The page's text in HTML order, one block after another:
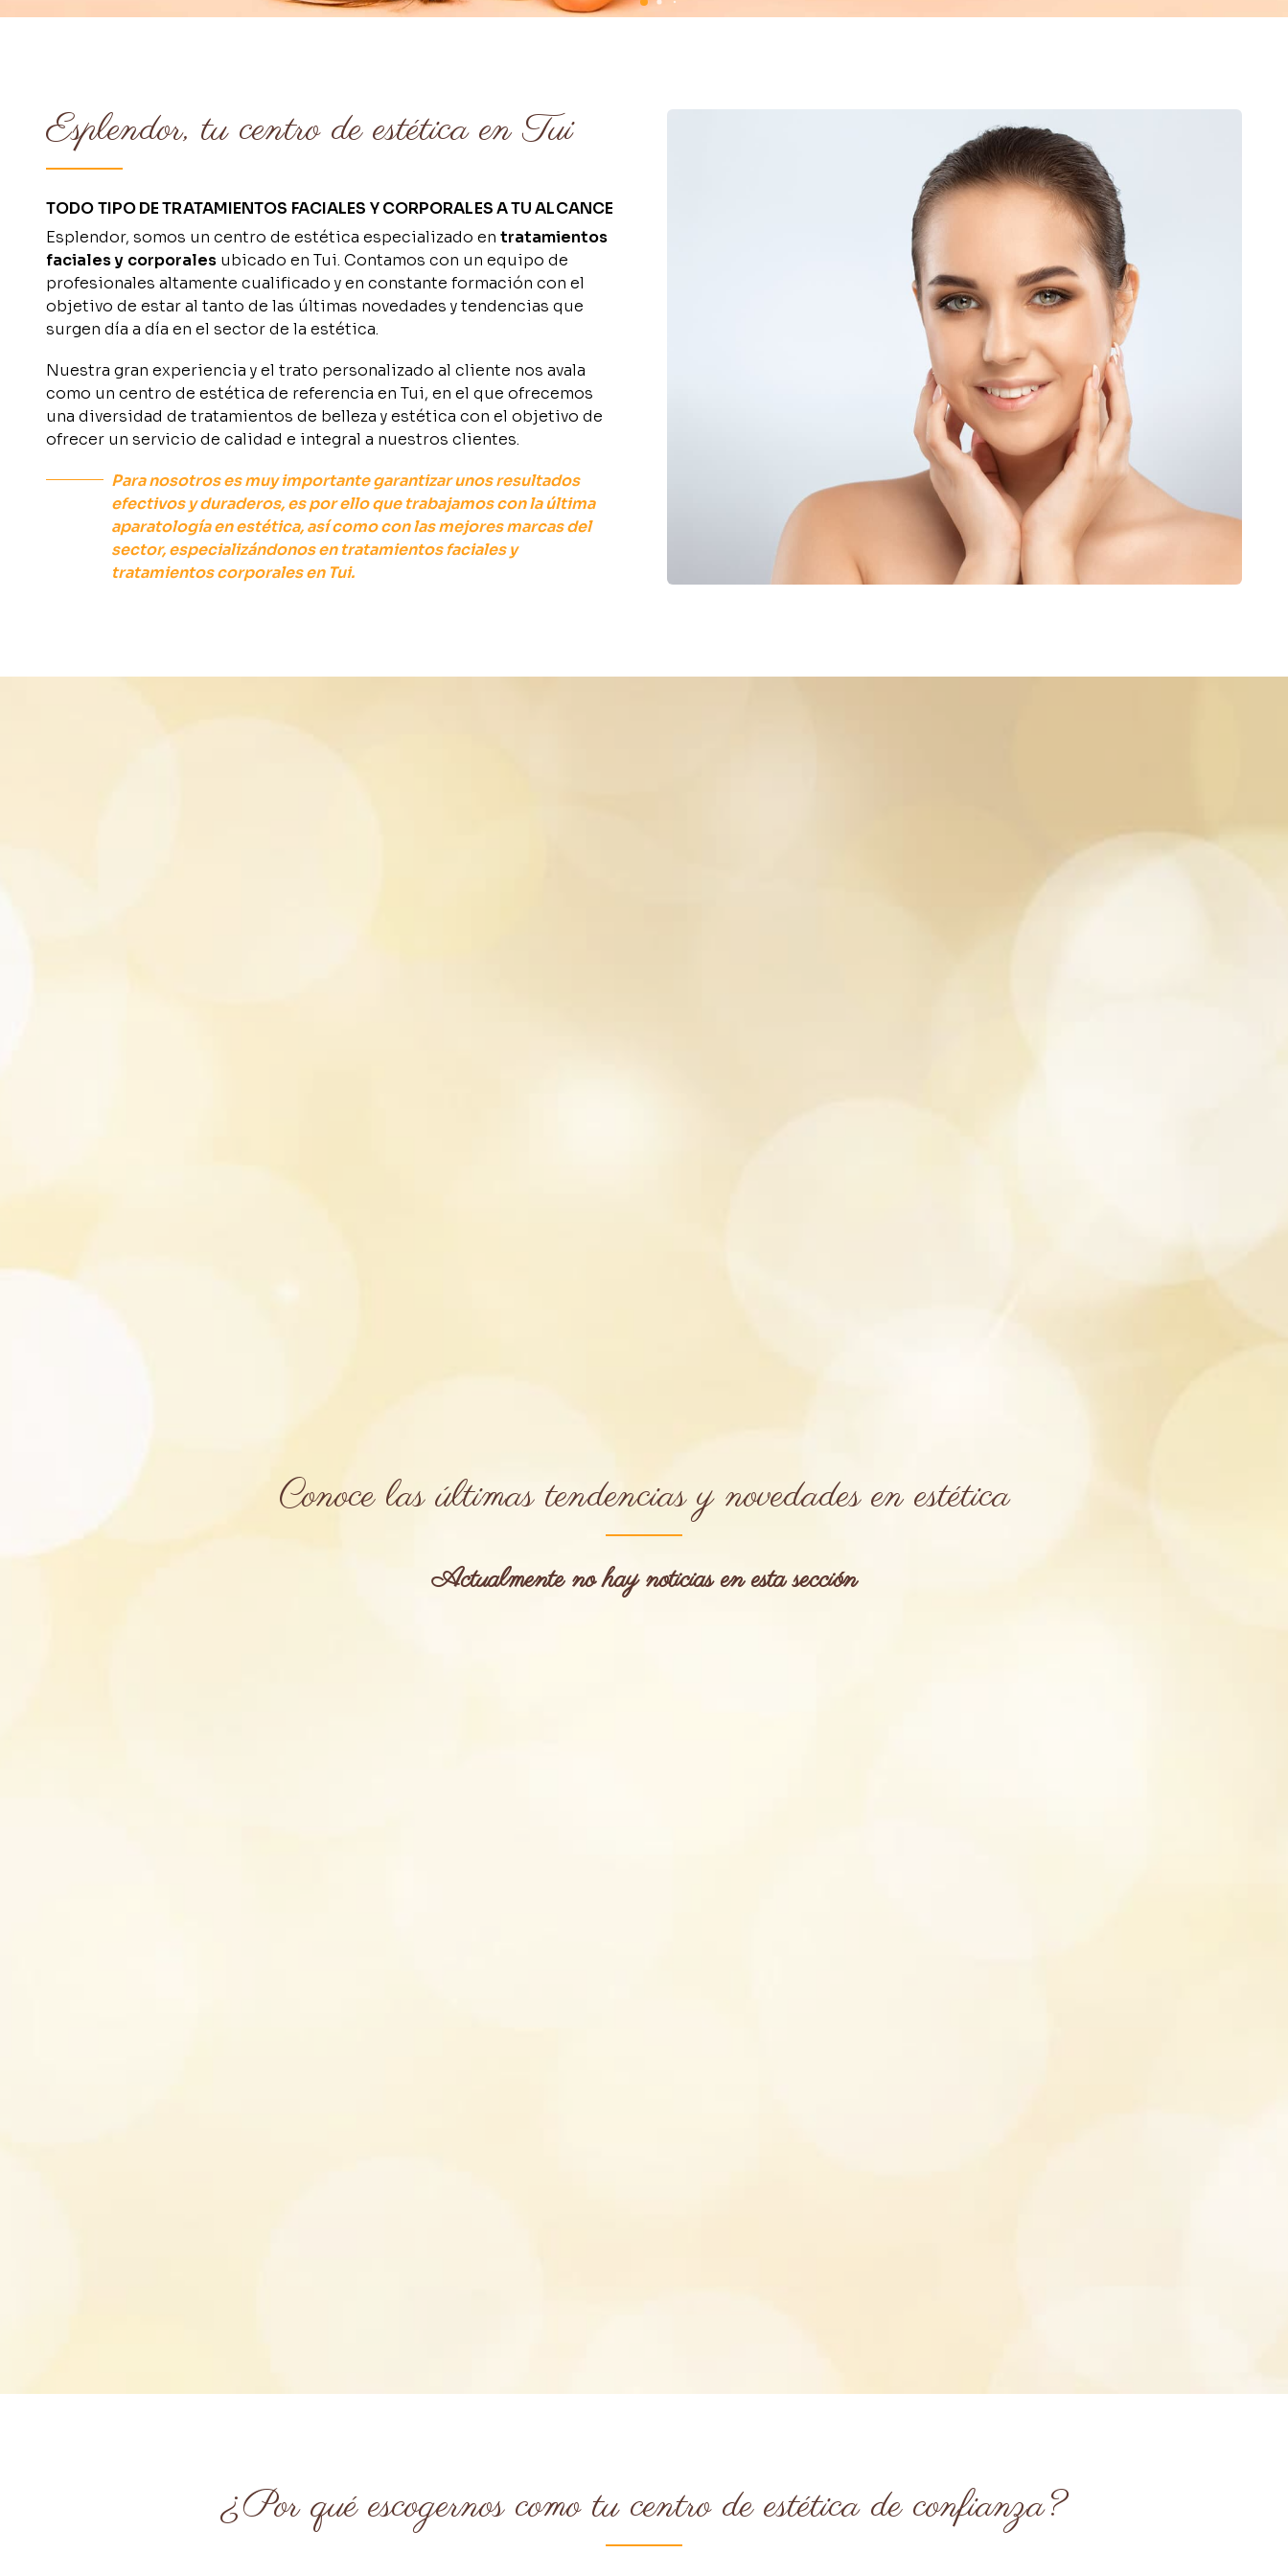
Esplendor, tu centro de estética en Tui
TODO TIPO DE TRATAMIENTOS FACIALES Y CORPORALES A TU ALCANCE
Esplendor, somos un centro de estética especializado en tratamientos
faciales y corporales ubicado en Tui. Contamos con un equipo de
profesionales altamente cualificado y en constante formación con el
objetivo de estar al tanto de las últimas novedades y tendencias que
surgen día a día en el sector de la estética.
Nuestra gran experiencia y el trato personalizado al cliente nos avala
como un centro de estética de referencia en Tui, en el que ofrecemos
una diversidad de tratamientos de belleza y estética con el objetivo de
ofrecer un servicio de calidad e integral a nuestros clientes.
Para nosotros es muy importante garantizar unos resultados
efectivos y duraderos, es por ello que trabajamos con laúltima
aparatología en estética,así como con lasmejores marcasdel
sector, especializándonos en tratamientos faciales y
tratamientos corporales en Tui.
Conoce las últimas tendencias y novedades en estética
Actualmente no hay noticias en esta sección
¿Por qué escogernos como tu centro de estética de confianza?